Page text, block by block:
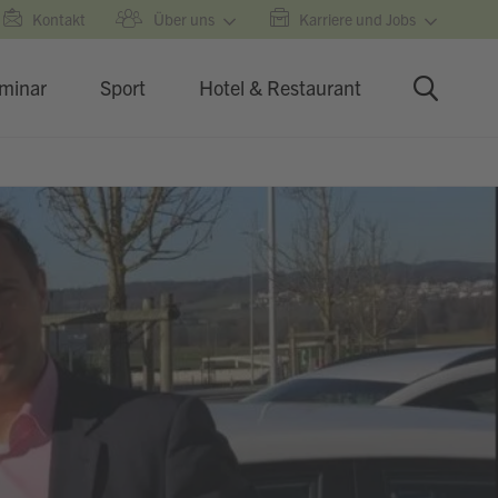
Kontakt Über uns Karriere und Jobs
Sport Hotel & Restaurant